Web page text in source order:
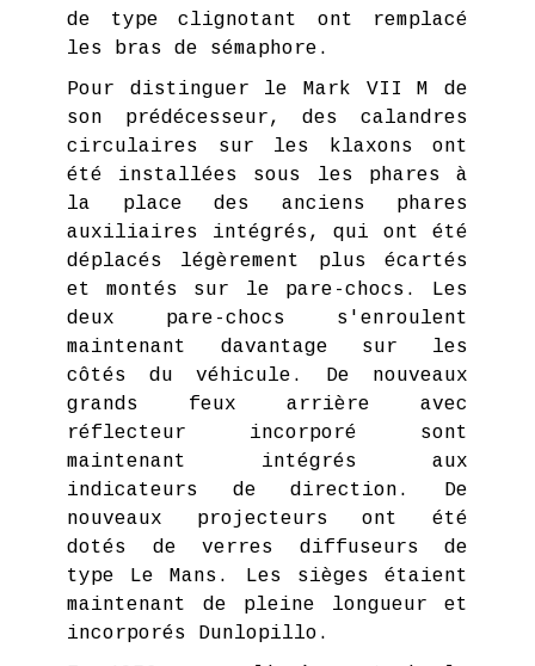
de type clignotant ont remplacé
les bras de sémaphore.
Pour distinguer le Mark VII M de
son prédécesseur, des calandres
circulaires sur les klaxons ont
été installées sous les phares à
la place des anciens phares
auxiliaires intégrés, qui ont été
déplacés légèrement plus écartés
et montés sur le pare-chocs. Les
deux pare-chocs s'enroulent
maintenant davantage sur les
côtés du véhicule. De nouveaux
grands feux arrière avec
réflecteur incorporé sont
maintenant intégrés aux
indicateurs de direction. De
nouveaux projecteurs ont été
dotés de verres diffuseurs de
type Le Mans. Les sièges étaient
maintenant de pleine longueur et
incorporés Dunlopillo.